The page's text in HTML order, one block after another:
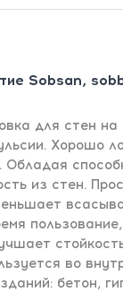
Sobsan,
для стен на
Хорошо
Обладая
из стен.
во
бетон,